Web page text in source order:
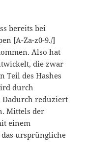
bereits bei
[A-Za-z0-9./]
Also hat
die zwar
Teil des Hashes
durch
reduziert
Mittels der
einem
das ursprüngliche